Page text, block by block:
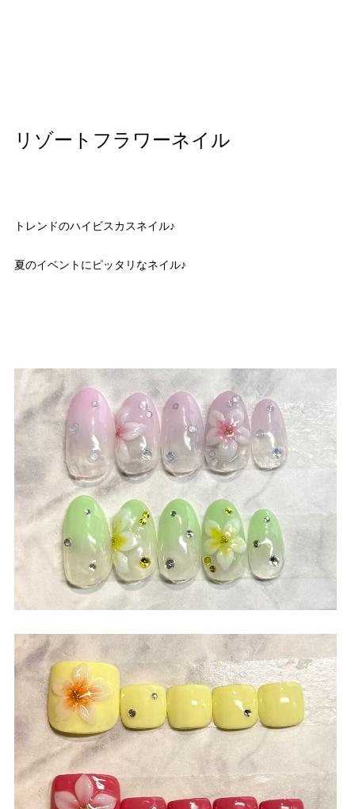
リゾートフラワーネイル
トレンドのハイビスカスネイル♪
夏のイベントにピッタリなネイル♪